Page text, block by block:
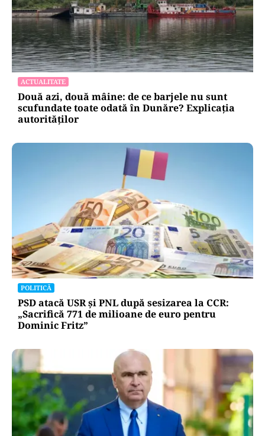
ACTUALITATE
Două azi, două mâine: de ce barjele nu sunt
scufundate toate odată în Dunăre? Explicația
autorităților
POLITICĂ
PSD atacă USR și PNL după sesizarea la CCR:
„Sacrifică 771 de milioane de euro pentru
Dominic Fritz”